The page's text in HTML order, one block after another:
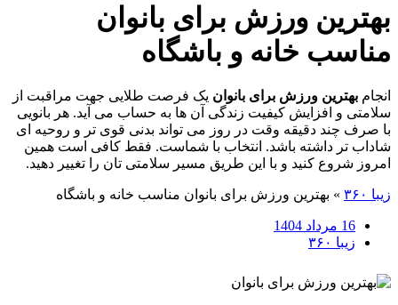
بهترین ورزش برای بانوان
مناسب خانه و باشگاه
انجام بهترین ورزش برای بانوان یک فرصت طلایی جهت مراقبت از
سلامتی و افزایش کیفیت زندگی آن ها به حساب می آید. هر بانویی
با صرف چند دقیقه وقت در روز می تواند بدنی قوی تر و روحیه ای
شاداب تر داشته باشد. انتخاب با شماست. فقط کافی است همین
امروز شروع کنید و با این طریق مسیر سلامتی تان را تغییر دهید.
زیبا ۳۶۰ » بهترین ورزش برای بانوان مناسب خانه و باشگاه
16 مرداد 1404
زیبا ۳۶۰